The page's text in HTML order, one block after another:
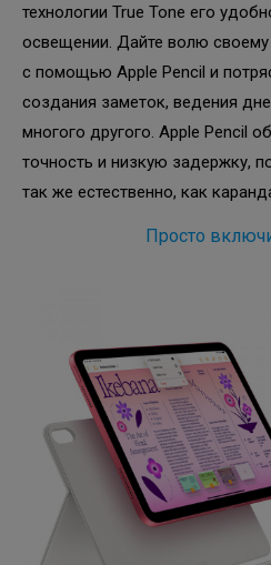
технологии True Tone его
освещении. Дайте волю своему
с помощью Apple Pencil и
создания заметок, ведения
многого другого. Apple Pencil
точность и низкую задержку,
так же естественно, как
Просто